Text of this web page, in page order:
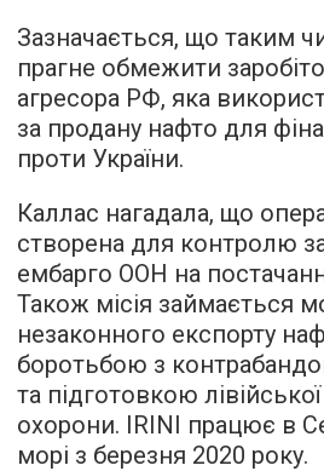
Зазначається, що таким
прагне обмежити
агресора РФ, яка
за продану нафто для
проти України.
Каллас нагадала, що
створена для контролю
ембарго ООН на
Також місія займається
незаконного експорту
боротьбою з
та підготовкою
охорони. IRINI працює в
морі з березня 2020 року.